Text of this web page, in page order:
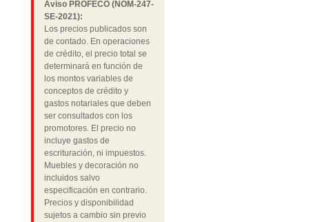
Aviso PROFECO (NOM-247-
SE-2021):
Los precios publicados son
de contado. En operaciones
de crédito, el precio total se
determinará en función de
los montos variables de
conceptos de crédito y
gastos notariales que deben
ser consultados con los
promotores. El precio no
incluye gastos de
escrituración, ni impuestos.
Muebles y decoración no
incluidos salvo
especificación en contrario.
Precios y disponibilidad
sujetos a cambio sin previo